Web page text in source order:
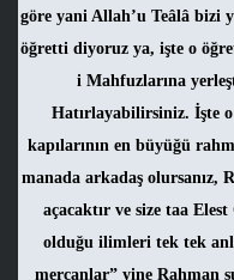
göre yani Allah’u Teâlâ bizi
öğretti diyoruz ya, işte o
i Mahfuzlarına
Hatırlayabilirsiniz. İşte
kapılarının en büyüğü
manada arkadaş olursanız,
açacaktır ve size taa
olduğu ilimleri tek tek
mercanlar” yine Rahman